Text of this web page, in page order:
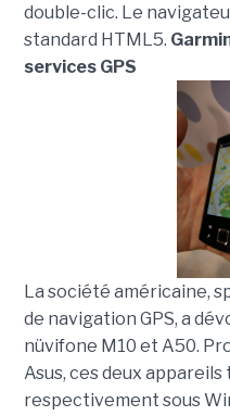
double-clic. Le
standard HTML5.
services GPS
La société américaine,
de navigation GPS, a
nüvifone M10 et A50.
Asus, ces deux
respectivement sous